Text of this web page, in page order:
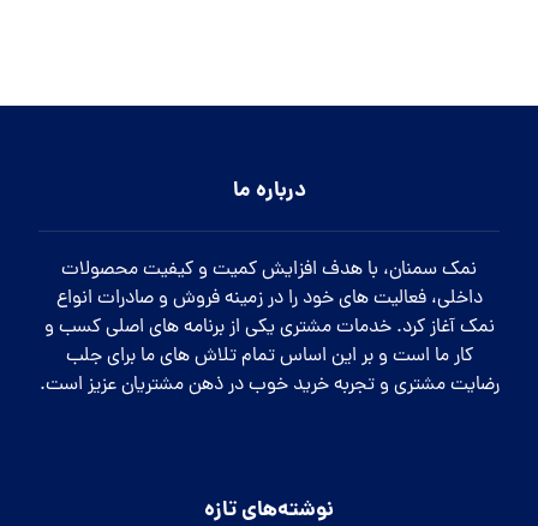
درباره ما
نمک سمنان، با هدف افزایش کمیت و کیفیت محصولات
داخلی، فعالیت های خود را در زمینه فروش و صادرات انواع
نمک آغاز کرد. خدمات مشتری یکی از برنامه های اصلی کسب و
کار ما است و بر این اساس تمام تلاش های ما برای جلب
رضایت مشتری و تجربه خرید خوب در ذهن مشتریان عزیز است.
نوشته‌های تازه